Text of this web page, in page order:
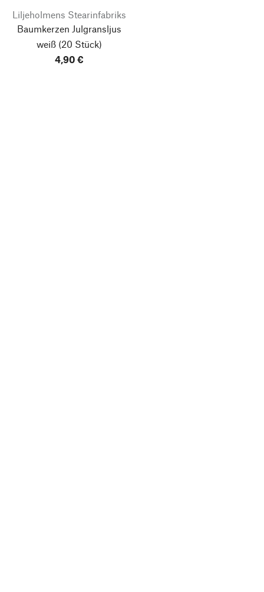
Liljeholmens Stearinfabriks
Baumkerzen Julgransljus
weiß(20 Stück)
4,90 €